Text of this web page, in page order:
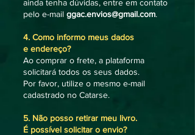
ainda tenha dúvidas, entre em contato
pelo e-mail ggac.envios@gmail.com.
4. Como informo meus dados
e endereço?
Ao comprar o frete, a plataforma
solicitará todos os seus dados.
Por favor, utilize o mesmo e-mail
cadastrado no Catarse.
5. Não posso retirar meu livro.
É possível solicitar o envio?